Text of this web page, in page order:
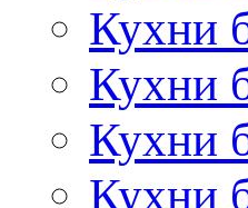
Кухни
Кухни
Кухни
Кухни